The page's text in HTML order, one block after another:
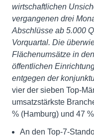
wirtschaftlichen
vergangenen drei
Abschlüsse ab 5.000
Vorquartal. Die
Flächenumsätze in
öffentlichen
entgegen der
vier der sieben Top-
umsatzstärkste
% (Hamburg) und 47
An den Top-7-